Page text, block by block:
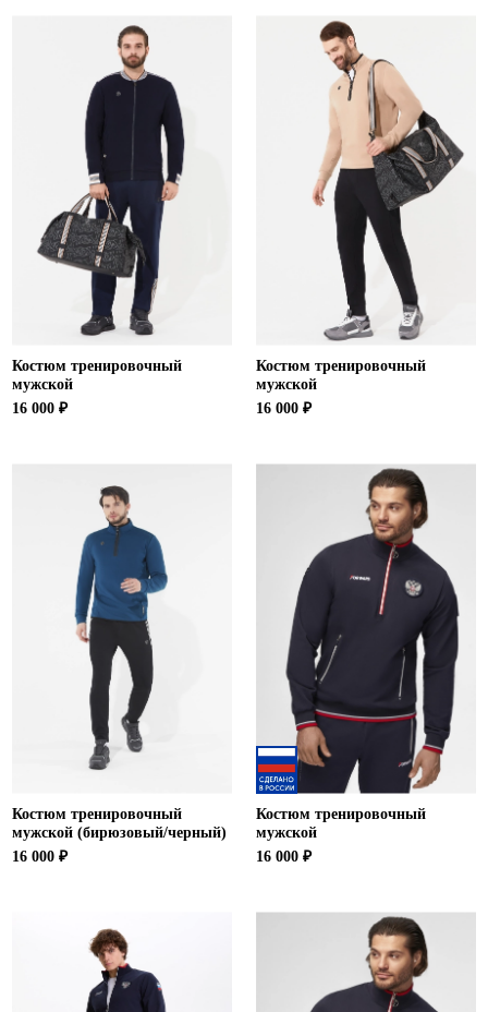
Костюм тренировочный
мужской
16 000 ₽
Костюм тренировочный
мужской
16 000 ₽
Костюм тренировочный
мужской (бирюзовый/черный)
16 000 ₽
Костюм тренировочный
мужской
16 000 ₽